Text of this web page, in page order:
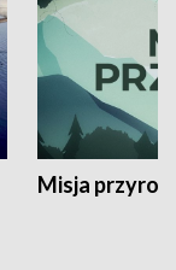
Misja